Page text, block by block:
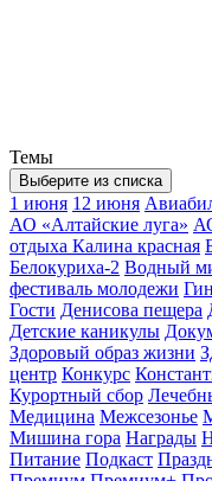
Темы
Выберите из списка
1 июня 12 июня
АО «Алтайские луга»
отдыха Калина красная
Белокуриха-2 Водный
фестиваль молодежи
Гости Денисова пещера
Детские каникулы
Здоровый образ жизни
центр Конкурс
Курортный сбор
Медицина Межсезонье
Мишина гора Награды
Питание Подкаст